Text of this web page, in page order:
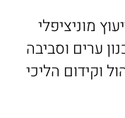
מוניציפלי
וסביבה
וקידום הליכי